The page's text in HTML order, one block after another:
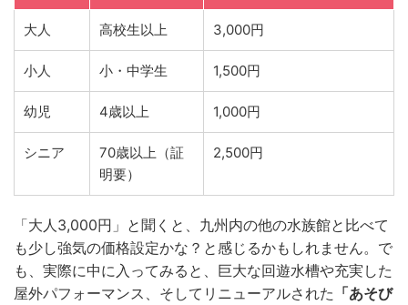
大人 高校生以上 3,000円
小人 小・中学生 1,500円
幼児 4歳以上 1,000円
シニア
70歳以上（証
明要）
2,500円
「大人3,000円」と聞くと、九州内の他の水族館と比べて
も少し強気の価格設定かな？と感じるかもしれません。で
も、実際に中に入ってみると、巨大な回遊水槽や充実した
屋外パフォーマンス、そしてリニューアルされた 「あそび